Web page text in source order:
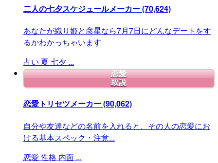
二人の七夕スケジュールメーカー(70,624)
あなたが織り姫と彦星なら7月7日にどんなデートをす
るかわかっちゃいます
占い 夏 七夕 ...
恋愛
取説
恋愛トリセツメーカー(90,062)
自分や友達などの名前を入れると、その人の恋愛にお
ける基本スペック・注意...
恋愛 性格 内面 ...